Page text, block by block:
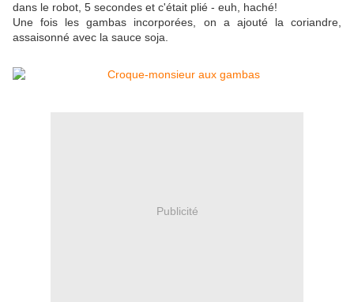
dans le robot, 5 secondes et c'était plié - euh, haché!
Une fois les gambas incorporées, on a ajouté la coriandre,
assaisonné avec la sauce soja.
Publicité